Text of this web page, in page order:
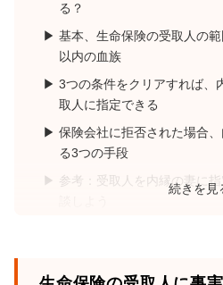
る？
基本、生命保険の受取人の
以内の血族
3つの条件をクリアすれば、
取人に指定できる
保険会社に拒否された場合
る3つの手段
参考：受取人を内縁の妻に指
まとめ：内縁の妻は生命保
続きを見